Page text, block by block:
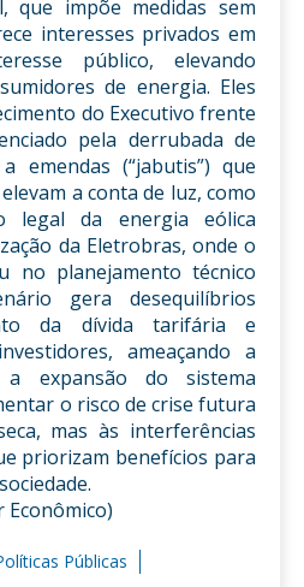
que impõe medidas sem
interesses privados em
público, elevando
de energia. Eles
do Executivo frente
pela derrubada de
emendas (“jabutis”) que
a conta de luz, como
legal da energia eólica
da Eletrobras, onde o
no planejamento técnico
gera desequilíbrios
da dívida tarifária e
ameaçando a
a expansão do sistema
o risco de crise futura
mas às interferências
priorizam benefícios para
Econômico)
Públicas